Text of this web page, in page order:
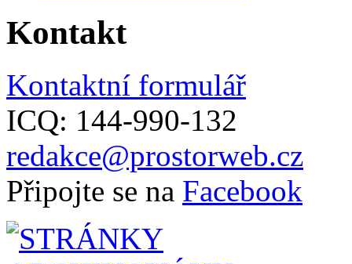
Kontakt
Kontaktní formulář
ICQ: 144-990-132
redakce@prostorweb.cz
Připojte se na Facebook